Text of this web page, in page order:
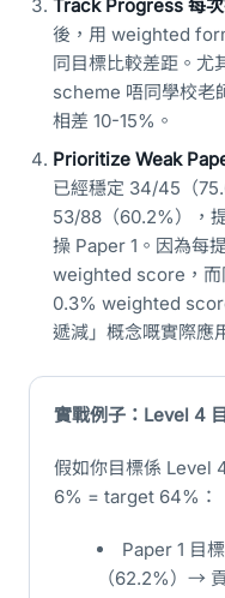
Track Progress 每次
後，用 weighted
同目標比較差距。尤
scheme 唔同學校老
相差 10-15%。
Prioritize Weak
已經穩定 34/45（
53/88（60.2%），
操 Paper 1。因為每
weighted score，而
0.3% weighted
遞減」概念嘅實際應
實戰例子：Level 4
假如你目標係
6% = target 64%：
Paper 1 目
（62.2%）→